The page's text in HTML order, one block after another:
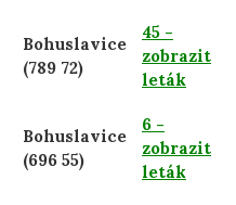
Bohuslavice
(789 72)
45 -
zobrazit
leták
Bohuslavice
(696 55)
6 -
zobrazit
leták